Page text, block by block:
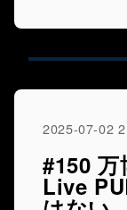
2025-07-02
#150
Live